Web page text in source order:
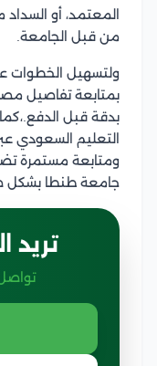
المعتمد، أو
من قبل الجامعة.
ولتسهيل الخطوات
بمتابعة تفاصيل
بدقة قبل
التعليم السعودي
ومتابعة مستمرة
جامعة طنطا بشكل
تريد